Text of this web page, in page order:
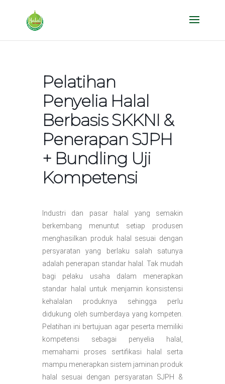
Pelatihan
Penyelia Halal
Berbasis SKKNI &
Penerapan SJPH
+ Bundling Uji
Kompetensi
Industri dan pasar halal yang semakin
berkembang menuntut setiap produsen
menghasilkan produk halal sesuai dengan
persyaratan yang berlaku salah satunya
adalah penerapan standar halal. Tak mudah
bagi pelaku usaha dalam menerapkan
standar halal untuk menjamin konsistensi
kehalalan produknya sehingga perlu
didukung oleh sumberdaya yang kompeten.
Pelatihan ini bertujuan agar peserta memiliki
kompetensi sebagai penyelia halal,
memahami proses sertifikasi halal serta
mampu menerapkan sistem jaminan produk
halal sesuai dengan persyaratan SJPH &